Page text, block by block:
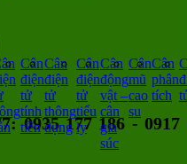
0935 177 186 - 0917
Cân
điện
tử
tính
tiền
Cân
điện
tử
thông
dụng
Cân
điện
tử
tiểu
ly
Cân
động
vật –
cân
gia
súc
Cân
mũ
cao
su
Cân
phân
tích